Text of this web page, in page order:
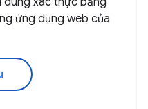
ứng dụng web của